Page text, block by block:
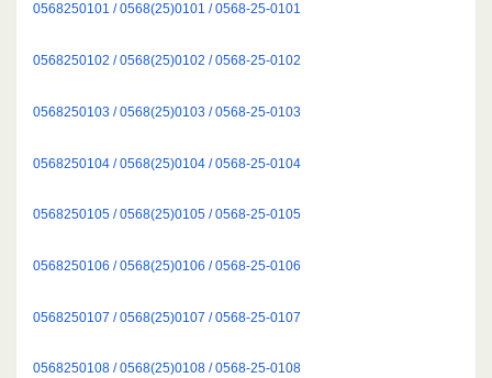
0568250101 / 0568(25)0101 / 0568-25-0101
0568250102 / 0568(25)0102 / 0568-25-0102
0568250103 / 0568(25)0103 / 0568-25-0103
0568250104 / 0568(25)0104 / 0568-25-0104
0568250105 / 0568(25)0105 / 0568-25-0105
0568250106 / 0568(25)0106 / 0568-25-0106
0568250107 / 0568(25)0107 / 0568-25-0107
0568250108 / 0568(25)0108 / 0568-25-0108